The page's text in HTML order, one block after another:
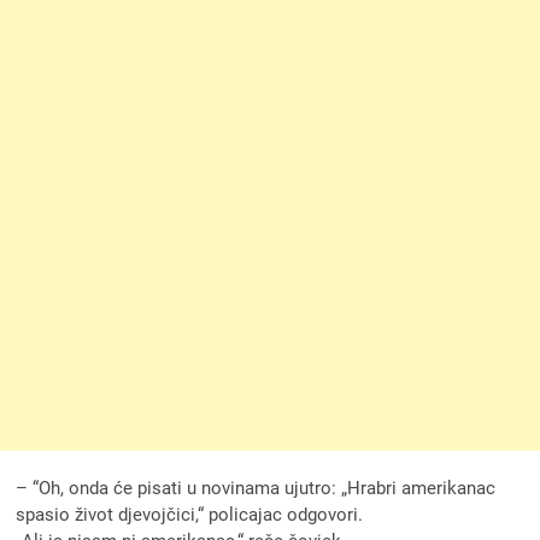
– “Oh, onda će pisati u novinama ujutro: „Hrabri amerikanac
spasio život djevojčici,“ policajac odgovori.